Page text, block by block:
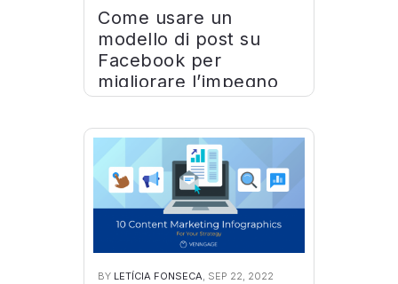
Come usare un
modello di post su
Facebook per
migliorare l’impegno
BY LETÍCIA FONSECA, SEP 22, 2022